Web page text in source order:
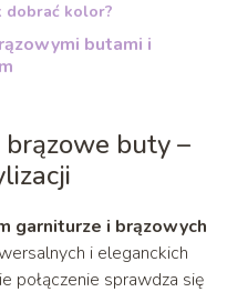
dobrać kolor?
butami i
buty –
garniturze i brązowych
i eleganckich
połączenie sprawdza się